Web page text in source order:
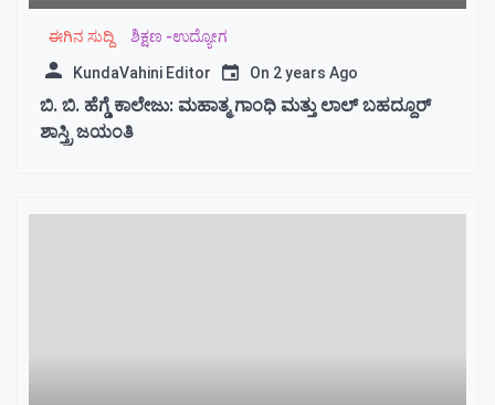
ಈಗಿನ ಸುದ್ದಿ ಶಿಕ್ಷಣ -ಉದ್ಯೋಗ
KundaVahini Editor On 2 years Ago
ಬಿ. ಬಿ. ಹೆಗ್ಡೆ ಕಾಲೇಜು: ಮಹಾತ್ಮ ಗಾಂಧಿ ಮತ್ತು ಲಾಲ್ ಬಹದ್ದೂರ್
ಶಾಸ್ತ್ರಿ ಜಯಂತಿ